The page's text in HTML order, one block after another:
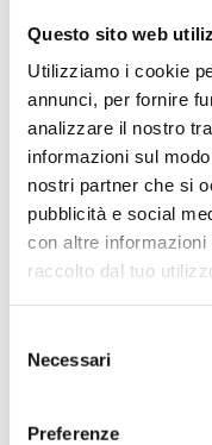
Questo sito web
Utilizziamo i cookie
annunci, per fornire
analizzare il nostro
informazioni sul
nostri partner che si
pubblicità e social
con altre
raccolto dal tuo
delNecessari
Preferenze
Un link per
password
indirizzo
I tuoi dati
utilizzati
per altri
privacy policy